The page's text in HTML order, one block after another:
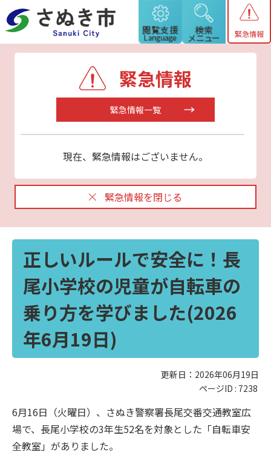
緊急情報
緊急情報
緊急情報一覧
現在、緊急情報はございません。
緊急情報を閉じる
正しいルールで安全に！長
尾小学校の児童が自転車の
乗り方を学びました(2026
年6月19日)
更新日：2026年06月19日
ページID : 7238
6月16日（火曜日）、さぬき警察署長尾交番交通教室広
場で、長尾小学校の3年生52名を対象とした「自転車安
全教室」がありました。